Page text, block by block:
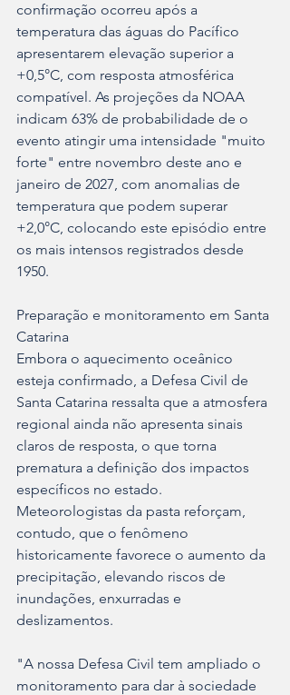
confirmação ocorreu após a
temperatura das águas do Pacífico
apresentarem elevação superior a
+0,5°C, com resposta atmosférica
compatível. As projeções da NOAA
indicam 63% de probabilidade de o
evento atingir uma intensidade "muito
forte" entre novembro deste ano e
janeiro de 2027, com anomalias de
temperatura que podem superar
+2,0°C, colocando este episódio entre
os mais intensos registrados desde
1950.
Preparação e monitoramento em Santa
Catarina
Embora o aquecimento oceânico
esteja confirmado, a Defesa Civil de
Santa Catarina ressalta que a atmosfera
regional ainda não apresenta sinais
claros de resposta, o que torna
prematura a definição dos impactos
específicos no estado.
Meteorologistas da pasta reforçam,
contudo, que o fenômeno
historicamente favorece o aumento da
precipitação, elevando riscos de
inundações, enxurradas e
deslizamentos.
"A nossa Defesa Civil tem ampliado o
monitoramento para dar à sociedade